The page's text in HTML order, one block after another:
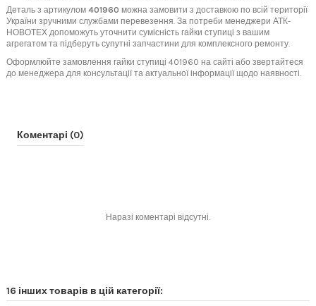
Деталь з артикулом 401960 можна замовити з доставкою по всій території
України зручними службами перевезення. За потреби менеджери АТК-
НОВОТЕХ допоможуть уточнити сумісність гайки ступиці з вашим
агрегатом та підберуть супутні запчастини для комплексного ремонту.
Оформлюйте замовлення гайки ступиці 401960 на сайті або звертайтеся
до менеджера для консультації та актуальної інформації щодо наявності.
Коментарі (0)
Наразі коментарі відсутні.
16 інших товарів в цій категорії: